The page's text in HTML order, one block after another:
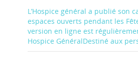
L’Hospice général a publié son
espaces ouverts pendant les
version en ligne est
Hospice GénéralDestiné aux